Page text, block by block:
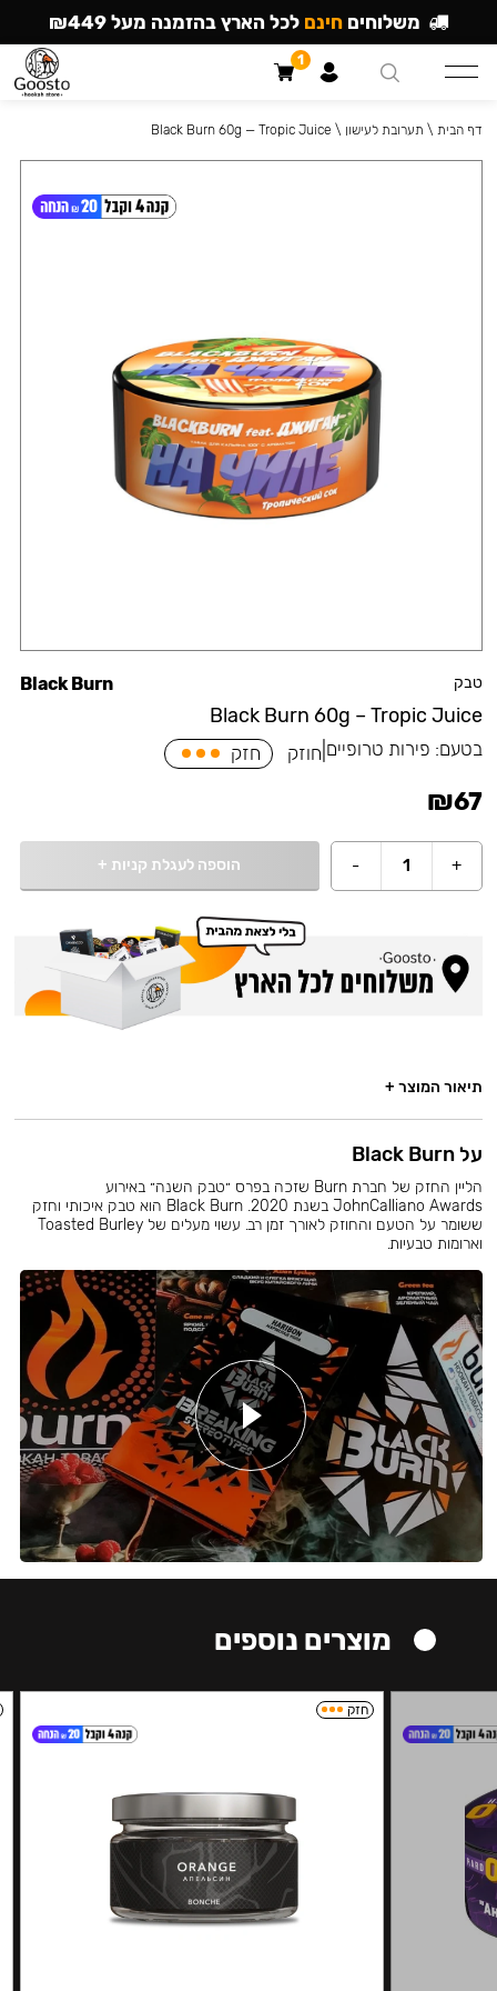
טבק
Black Burn 60g – Tropic Juice
Black Burn
בטעם: פירות טרופיים חוזק חזק
₪67
+
1
- הוספה לעגלת קניות +
דף הבית \ תערובת לעישון \
Black Burn 60g — Tropic Juice
תיאור המוצר +
על Black Burn
הליין החזק של חברת Burn שזכה בפרס ״טבק השנה״ באירוע
JohnCalliano Awards בשנת 2020. Black Burn הוא טבק איכותי וחזק
ששומר על הטעם והחוזק לאורך זמן רב. עשוי מעלים של Toasted Burley
וארומות טבעיות.
מוצרים נוספים
חזק
משלוחים חינם לכל הארץ בהזמנה מעל ₪449
1